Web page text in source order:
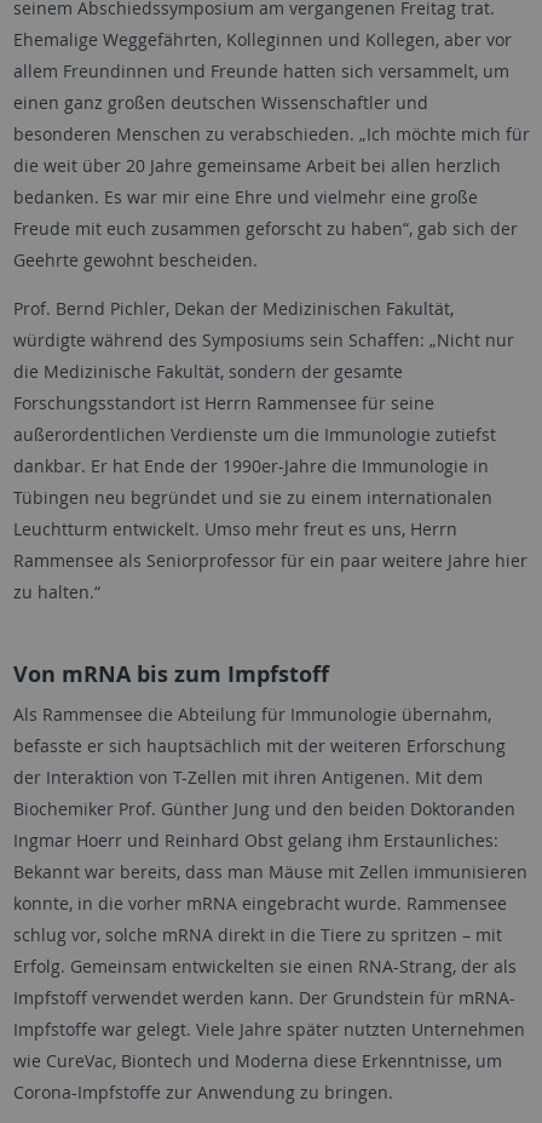
seinem Abschiedssymposium am vergangenen Freitag trat.
Ehemalige Weggefährten, Kolleginnen und Kollegen, aber vor
allem Freundinnen und Freunde hatten sich versammelt, um
einen ganz großen deutschen Wissenschaftler und
besonderen Menschen zu verabschieden. „Ich möchte mich für
die weit über 20 Jahre gemeinsame Arbeit bei allen herzlich
bedanken. Es war mir eine Ehre und vielmehr eine große
Freude mit euch zusammen geforscht zu haben“, gab sich der
Geehrte gewohnt bescheiden.
Prof. Bernd Pichler, Dekan der Medizinischen Fakultät,
würdigte während des Symposiums sein Schaffen: „Nicht nur
die Medizinische Fakultät, sondern der gesamte
Forschungsstandort ist Herrn Rammensee für seine
außerordentlichen Verdienste um die Immunologie zutiefst
dankbar. Er hat Ende der 1990er-Jahre die Immunologie in
Tübingen neu begründet und sie zu einem internationalen
Leuchtturm entwickelt. Umso mehr freut es uns, Herrn
Rammensee als Seniorprofessor für ein paar weitere Jahre hier
zu halten.“
Von mRNA bis zum Impfstoff
Als Rammensee die Abteilung für Immunologie übernahm,
befasste er sich hauptsächlich mit der weiteren Erforschung
der Interaktion von T-Zellen mit ihren Antigenen. Mit dem
Biochemiker Prof. Günther Jung und den beiden Doktoranden
Ingmar Hoerr und Reinhard Obst gelang ihm Erstaunliches:
Bekannt war bereits, dass man Mäuse mit Zellen immunisieren
konnte, in die vorher mRNA eingebracht wurde. Rammensee
schlug vor, solche mRNA direkt in die Tiere zu spritzen – mit
Erfolg. Gemeinsam entwickelten sie einen RNA-Strang, der als
Impfstoff verwendet werden kann. Der Grundstein für mRNA-
Impfstoffe war gelegt. Viele Jahre später nutzten Unternehmen
wie CureVac, Biontech und Moderna diese Erkenntnisse, um
Corona-Impfstoffe zur Anwendung zu bringen.